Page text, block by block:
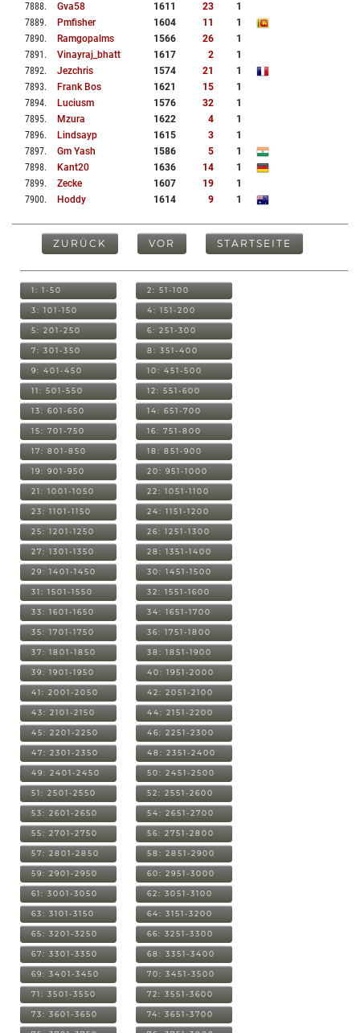
7888. Gva58 1611 23
1
7889. Pmfisher 1604 11
1
7890. Ramgopalms 1566 26
1
7891 . Vinayraj_bhatt 1617 2
1
7892. Jezchris 1574 21
1
7893. Frank Bos 1621 15
1
7894. Luciusm 1576 32
1
7895. Mzura 1622 4
1
7896. Lindsayp 1615 3
1
7897. Gm Yash 1586 5
1
7898. Kant20 1636 14
1
7899. Zecke 1607 19
1
7900. Hoddy 1614 9 1
ZURÜCK VOR STARTSEITE
1: 1-50 2: 51-100
3: 101-150 4: 151-200
5: 201-250 6: 251-300
7: 301-350 8: 351-400
9: 401-450 10: 451-500
11: 501-550 12: 551-600
13: 601-650 14: 651-700
15: 701-750 16: 751-800
17: 801-850 18: 851-900
19: 901-950 20: 951-1000
21: 1001-1050 22: 1051-1100
23: 1101-1150 24: 1151-1200
25: 1201-1250 26: 1251-1300
27: 1301-1350 28: 1351-1400
29: 1401-1450 30: 1451-1500
31: 1501-1550 32: 1551-1600
33: 1601-1650 34: 1651-1700
35: 1701-1750 36: 1751-1800
37: 1801-1850 38: 1851-1900
39: 1901-1950 40: 1951-2000
41: 2001-2050 42: 2051-2100
43: 2101-2150 44: 2151-2200
45: 2201-2250 46: 2251-2300
47: 2301-2350 48: 2351-2400
49: 2401-2450 50: 2451-2500
51: 2501-2550 52: 2551-2600
53: 2601-2650 54: 2651-2700
55: 2701-2750 56: 2751-2800
57: 2801-2850 58: 2851-2900
59: 2901-2950 60: 2951-3000
61: 3001-3050 62: 3051-3100
63: 3101-3150 64: 3151-3200
65: 3201-3250 66: 3251-3300
67: 3301-3350 68: 3351-3400
69: 3401-3450 70: 3451-3500
71: 3501-3550 72: 3551-3600
73: 3601-3650 74: 3651-3700